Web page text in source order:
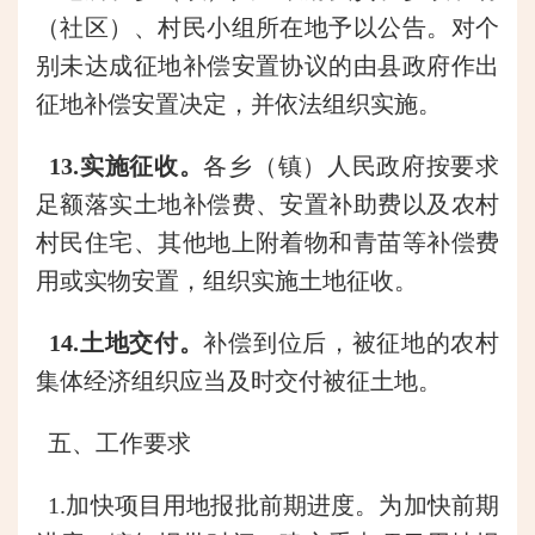
（社区）、村民小组所在地予以公告。 对个
别未达成征地补偿安置协议的由县政府作出
征地补偿安置决定，并依法组织实施。
13.实施征收。各乡（镇）人民政府按要求
足额落实土地补偿费、安置补助费以及农村
村民住宅、其他地上附着物和青苗等补偿费
用或实物安置，组织实施土地征收。
14.土地交付。补偿到位后，被征地的农村
集体经济组织应当及时交付被征土地。
五、工作要求
1.加快项目用地报批前期进度。为加快前期